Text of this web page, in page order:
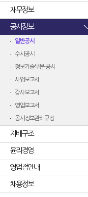
재무정보
공시정보
일반공시
수시공시
정보기술부문 공시
사업보고서
감사보고서
영업보고서
공시정보관리규정
지배구조
윤리경영
영업점안내
채용정보